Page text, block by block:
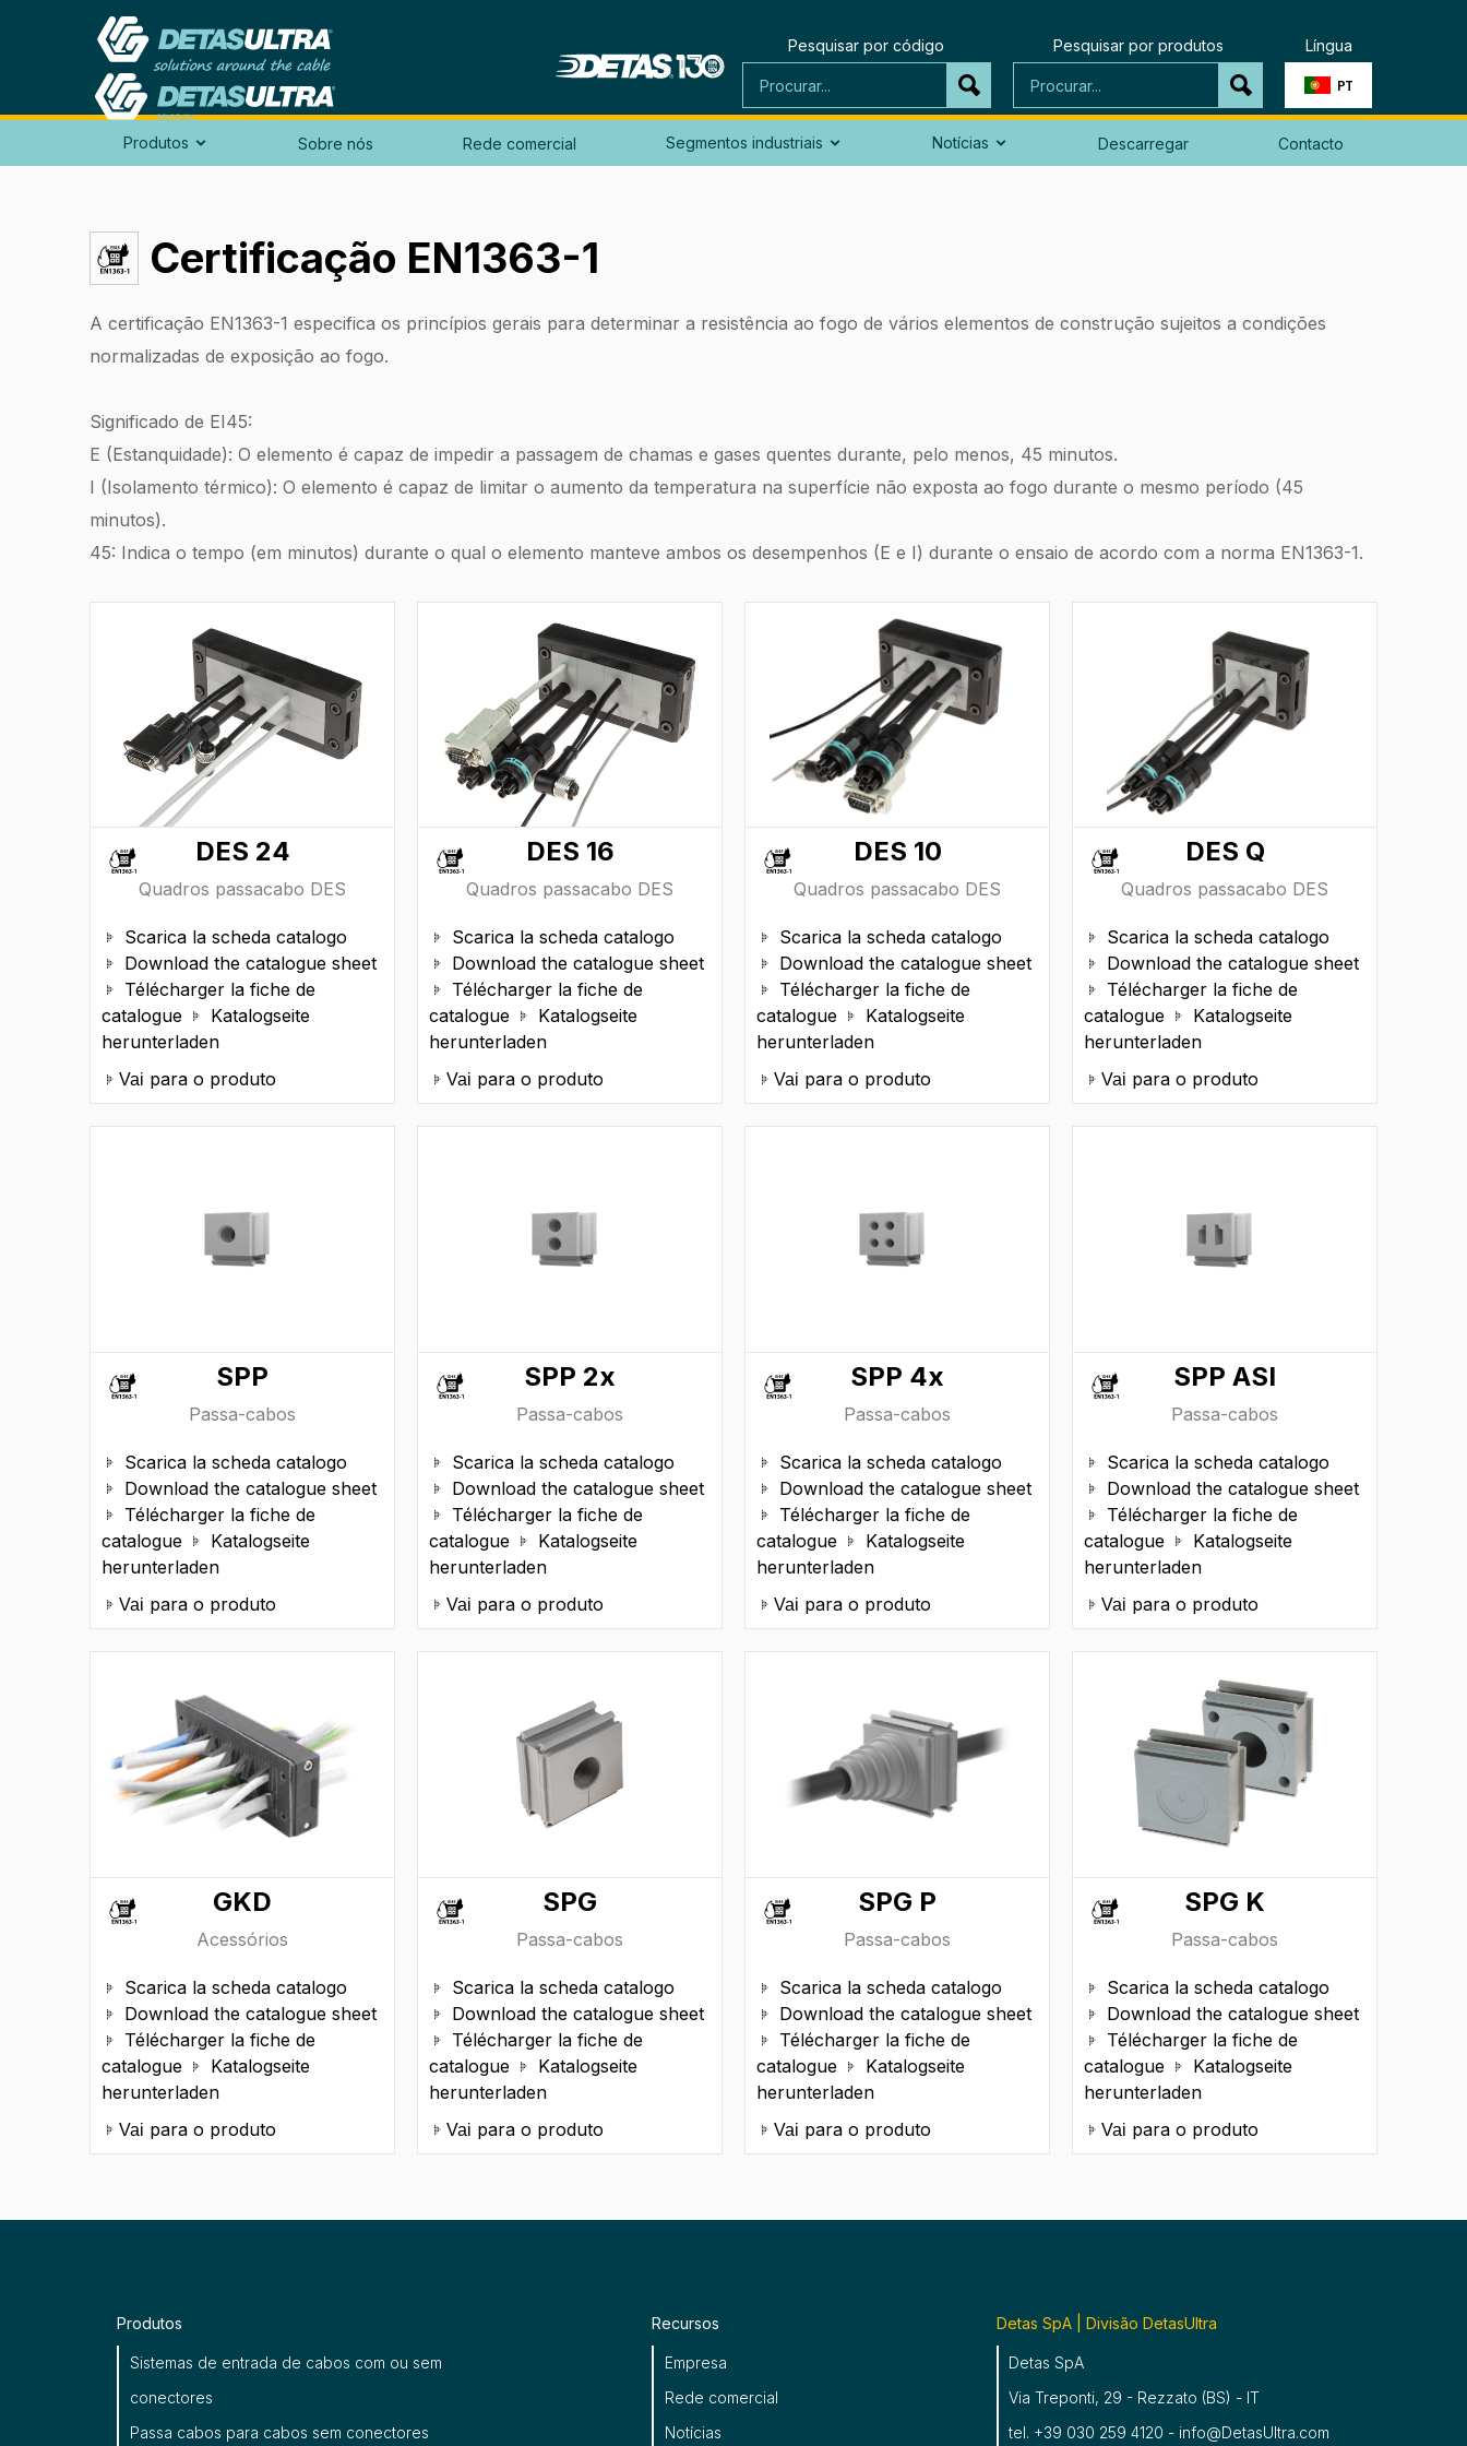
Pesquisar por código Pesquisar por produtos Língua
PT
Produtos  Sobre nós Rede comercial Segmentos industriais  Notícias  Descarregar Contacto
Certificação EN1363-1
A certificação EN1363-1 especifica os princípios gerais para determinar a resistência ao fogo de vários elementos de construção sujeitos a condições
normalizadas de exposição ao fogo.
Significado de EI45:
E (Estanquidade): O elemento é capaz de impedir a passagem de chamas e gases quentes durante, pelo menos, 45 minutos.
I (Isolamento térmico): O elemento é capaz de limitar o aumento da temperatura na superfície não exposta ao fogo durante o mesmo período (45
minutos).
45: Indica o tempo (em minutos) durante o qual o elemento manteve ambos os desempenhos (E e I) durante o ensaio de acordo com a norma EN1363-1.
DES 24
Quadros passacabo DES
 Scarica la scheda catalogo
 Download the catalogue sheet

Télécharger la fiche de
catalogue

Katalogseite
herunterladen
Vai para o produto
DES 16
Quadros passacabo DES
 Scarica la scheda catalogo
 Download the catalogue sheet

Télécharger la fiche de
catalogue

Katalogseite
herunterladen
Vai para o produto
DES 10
Quadros passacabo DES
 Scarica la scheda catalogo
 Download the catalogue sheet

Télécharger la fiche de
catalogue

Katalogseite
herunterladen
Vai para o produto
DES Q
Quadros passacabo DES
 Scarica la scheda catalogo
 Download the catalogue sheet

Télécharger la fiche de
catalogue

Katalogseite
herunterladen
Vai para o produto
SPP
Passa-cabos
 Scarica la scheda catalogo
 Download the catalogue sheet

Télécharger la fiche de
catalogue

Katalogseite
herunterladen
Vai para o produto
SPP 2x
Passa-cabos
 Scarica la scheda catalogo
 Download the catalogue sheet

Télécharger la fiche de
catalogue

Katalogseite
herunterladen
Vai para o produto
SPP 4x
Passa-cabos
 Scarica la scheda catalogo
 Download the catalogue sheet

Télécharger la fiche de
catalogue

Katalogseite
herunterladen
Vai para o produto
SPP ASI
Passa-cabos
 Scarica la scheda catalogo
 Download the catalogue sheet

Télécharger la fiche de
catalogue

Katalogseite
herunterladen
Vai para o produto
GKD
Acessórios
 Scarica la scheda catalogo
 Download the catalogue sheet

Télécharger la fiche de
catalogue

Katalogseite
herunterladen
Vai para o produto
SPG
Passa-cabos
 Scarica la scheda catalogo
 Download the catalogue sheet

Télécharger la fiche de
catalogue

Katalogseite
herunterladen
Vai para o produto
SPG P
Passa-cabos
 Scarica la scheda catalogo
 Download the catalogue sheet

Télécharger la fiche de
catalogue

Katalogseite
herunterladen
Vai para o produto
SPG K
Passa-cabos
 Scarica la scheda catalogo
 Download the catalogue sheet

Télécharger la fiche de
catalogue

Katalogseite
herunterladen
Vai para o produto
Produtos
Sistemas de entrada de cabos com ou sem
conectores
Passa cabos para cabos sem conectores
Recursos
Empresa
Rede comercial
Notícias
Detas SpA | Divisão DetasUltra
Detas SpA
Via Treponti, 29 - Rezzato (BS) - IT
tel. +39 030 259 4120 - info@DetasUltra.com